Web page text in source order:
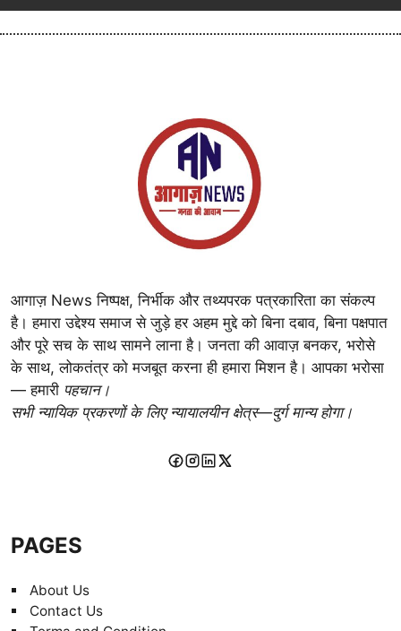
आगाज़ News निष्पक्ष, निर्भीक और तथ्यपरक पत्रकारिता का संकल्प
है। हमारा उद्देश्य समाज से जुड़े हर अहम मुद्दे को बिना दबाव, बिना पक्षपात
और पूरे सच के साथ सामने लाना है। जनता की आवाज़ बनकर, भरोसे
के साथ, लोकतंत्र को मजबूत करना ही हमारा मिशन है। आपका भरोसा
— हमारी पहचान।
सभी न्यायिक प्रकरणों के लिए न्यायालयीन क्षेत्र—दुर्ग मान्य होगा।
PAGES
About Us
Contact Us